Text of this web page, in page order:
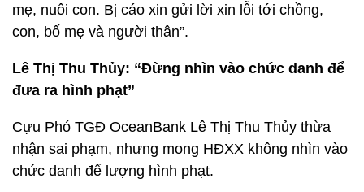
mẹ, nuôi con. Bị cáo xin gửi lời xin lỗi tới chồng,
con, bố mẹ và người thân”.
Lê Thị Thu Thủy: “Đừng nhìn vào chức danh để
đưa ra hình phạt”
Cựu Phó TGĐ OceanBank Lê Thị Thu Thủy thừa
nhận sai phạm, nhưng mong HĐXX không nhìn vào
chức danh để lượng hình phạt.